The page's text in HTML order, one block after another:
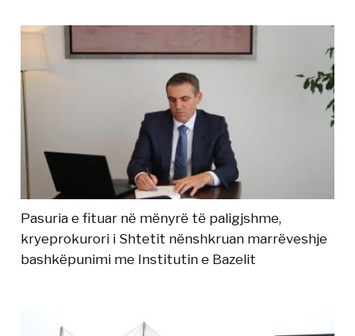
Pasuria e fituar në mënyrë të paligjshme,
kryeprokurori i Shtetit nënshkruan marrëveshje
bashkëpunimi me Institutin e Bazelit